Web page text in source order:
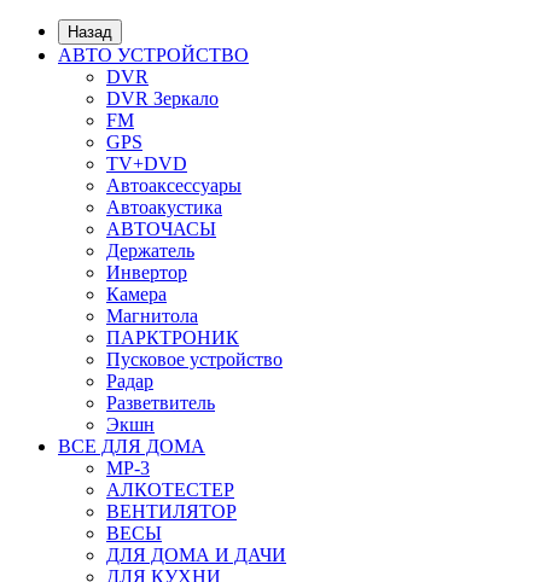
Назад
АВТО УСТРОЙСТВО
DVR
DVR Зеркало
FM
GPS
TV+DVD
Автоаксессуары
Автоакустика
АВТОЧАСЫ
Держатель
Инвертор
Камера
Магнитола
ПАРКТРОНИК
Пусковое устройство
Радар
Разветвитель
Экшн
ВСЕ ДЛЯ ДОМА
MP-3
АЛКОТЕСТЕР
ВЕНТИЛЯТОР
ВЕСЫ
ДЛЯ ДОМА И ДАЧИ
ДЛЯ КУХНИ